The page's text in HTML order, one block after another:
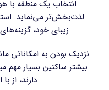
انتخاب یک منطقه با
لذت‌بخش‌تر می‌نماید.
زیبای خود،
نزدیک بودن به امکاناتی
بیشتر ساکنین بسیار مهم
دارند، از